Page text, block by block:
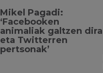
Mikel Pagadi:
‘Facebooken
animaliak galtzen dira
eta Twitterren
pertsonak’